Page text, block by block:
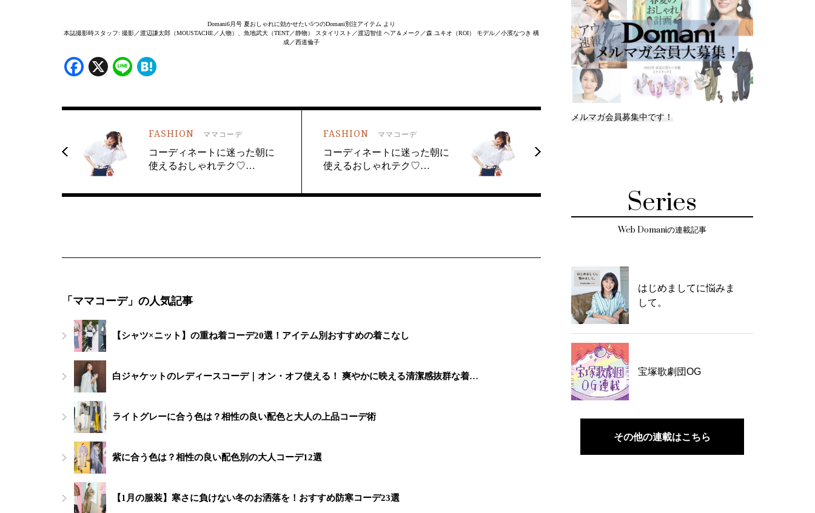
Domani6月号 夏おしゃれに効かせたい5つのDomani別注アイテム より
本誌撮影時スタッフ: 撮影／渡辺謙太郎（MOUSTACHE／人物）、魚地武大（TENT／静物） スタイリスト／渡辺智佳 ヘア＆メーク／森 ユキオ（ROI） モデル／小濱なつき 構
成／西道倫子
Facebook
X Line
FASHION ママコーデ
コーディネートに迷った朝に
使えるおしゃれテク♡…
FASHION ママコーデ
コーディネートに迷った朝に
使えるおしゃれテク♡…
「ママコーデ」の人気記事
【シャツ×ニット】の重ね着コーデ20選！アイテム別おすすめの着こなし
白ジャケットのレディースコーデ｜オン・オフ使える！ 爽やかに映える清潔感抜群な着…
ライトグレーに合う色は？相性の良い配色と大人の上品コーデ術
紫に合う色は？相性の良い配色別の大人コーデ12選
【1月の服装】寒さに負けない冬のお洒落を！おすすめ防寒コーデ23選
メルマガ会員募集中です！
Series
Web Domaniの連載記事
はじめましてに悩みま
して。
宝塚歌劇団OG
その他の連載はこちら